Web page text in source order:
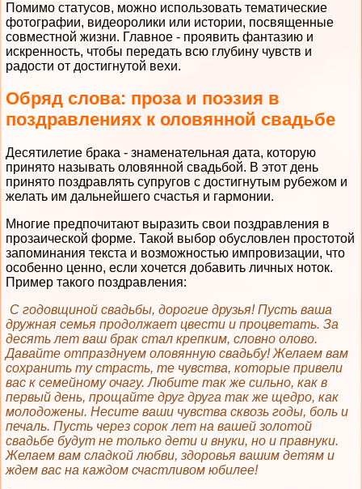
Помимо статусов, можно использовать тематические
фотографии, видеоролики или истории, посвященные
совместной жизни. Главное - проявить фантазию и
искренность, чтобы передать всю глубину чувств и
радости от достигнутой вехи.
Обряд слова: проза и поэзия в
поздравлениях к оловянной свадьбе
Десятилетие брака - знаменательная дата, которую
принято называть оловянной свадьбой. В этот день
принято поздравлять супругов с достигнутым рубежом и
желать им дальнейшего счастья и гармонии.
Многие предпочитают выразить свои поздравления в
прозаической форме. Такой выбор обусловлен простотой
запоминания текста и возможностью импровизации, что
особенно ценно, если хочется добавить личных ноток.
Пример такого поздравления:
С годовщиной свадьбы, дорогие друзья! Пусть ваша
дружная семья продолжает цвести и процветать. За
десять лет ваш брак стал крепким, словно олово.
Давайте отпразднуем оловянную свадьбу! Желаем вам
сохранить ту страсть, те чувства, которые привели
вас к семейному очагу. Любите так же сильно, как в
первый день, прощайте друг друга так же щедро, как
молодожены. Несите ваши чувства сквозь годы, боль и
печаль. Пусть через сорок лет на вашей золотой
свадьбе будут не только дети и внуки, но и правнуки.
Желаем вам сладкой любви, здоровья вашим детям и
ждем вас на каждом счастливом юбилее!